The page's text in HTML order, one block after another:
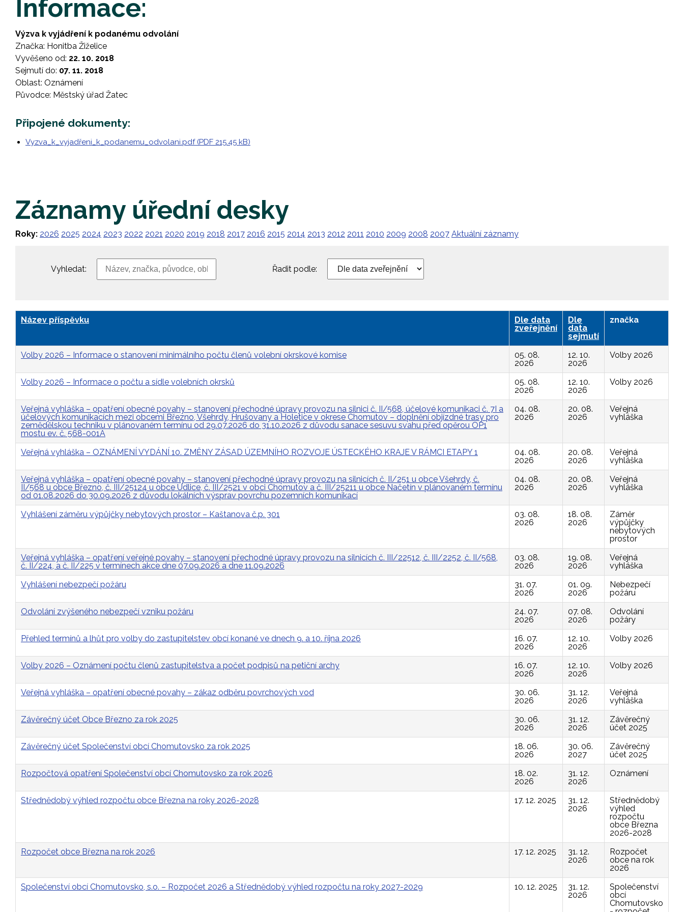
Informace:
Výzva k vyjádření k podanému odvolání
Značka: Honitba Žiželice
Vyvěšeno od: 22. 10. 2018
Sejmutí do: 07. 11. 2018
Oblast: Oznámení
Původce: Městský úřad Žatec
Připojené dokumenty:
Vyzva_k_vyjadřeni_k_podanemu_odvolani.pdf (PDF 215.45 kB)
Záznamy úřední desky
Roky: 2026 2025 2024 2023 2022 2021 2020 2019 2018 2017 2016 2015 2014 2013 2012 2011 2010 2009 2008 2007 Aktuální záznamy
Vyhledat: Řadit podle:
Název příspěvku
Dle data
zveřejnění
Dle
data
sejmutí
značka
Volby 2026 – Informace o stanovení minimálního počtu členů volební okrskové komise
05. 08.
2026
12. 10.
2026
Volby 2026
Volby 2026 – Informace o počtu a sídle volebních okrsků
05. 08.
2026
12. 10.
2026
Volby 2026
Veřejná vyhláška – opatření obecné povahy – stanovení přechodné úpravy provozu na silnici č. II/568, účelové komunikaci č. 7I a
účelových komunikacích mezi obcemi Březno, Všehrdy, Hrušovany a Holetice v okrese Chomutov – doplnění objízdné trasy pro
zemědělskou techniku v plánovaném termínu od 29.07.2026 do 31.10.2026 z důvodu sanace sesuvu svahu před opěrou OP1
mostu ev. č. 568-001A
04. 08.
2026
20. 08.
2026
Veřejná
vyhláška
Veřejná vyhláška – OZNÁMENÍ VYDÁNÍ 10. ZMĚNY ZÁSAD ÚZEMNÍHO ROZVOJE ÚSTECKÉHO KRAJE V RÁMCI ETAPY 1
04. 08.
2026
20. 08.
2026
Veřejná
vyhláška
Veřejná vyhláška – opatření obecné povahy – stanovení přechodné úpravy provozu na silnicích č. II/251 u obce Všehrdy, č.
II/568 u obce Březno, č. III/25124 u obce Údlice, č. III/2521 v obci Chomutov a č. III/25211 u obce Načetín v plánovaném termínu
od 01.08.2026 do 30.09.2026 z důvodu lokálních výsprav povrchu pozemních komunikací
04. 08.
2026
20. 08.
2026
Veřejná
vyhláška
Vyhlášení záměru výpůjčky nebytových prostor – Kaštanova č.p. 301
03. 08.
2026
18. 08.
2026
Záměr
výpůjčky
nebytových
prostor
Veřejná vyhláška – opatření veřejné povahy – stanovení přechodné úpravy provozu na silnicích č. III/22512, č. III/2252, č. II/568,
č. II/224, a č. II/225 v termínech akce dne 07.09.2026 a dne 11.09.2026
03. 08.
2026
19. 08.
2026
Veřejná
vyhláška
Vyhlášení nebezpečí požáru
31. 07.
2026
01. 09.
2026
Nebezpečí
požáru
Odvolání zvýšeného nebezpečí vzniku požáru
24. 07.
2026
07. 08.
2026
Odvolání
požáry
Přehled termínů a lhůt pro volby do zastupitelstev obcí konané ve dnech 9. a 10. října 2026
16. 07.
2026
12. 10.
2026
Volby 2026
Volby 2026 – Oznámení počtu členů zastupitelstva a počet podpisů na petiční archy
16. 07.
2026
12. 10.
2026
Volby 2026
Veřejná vyhláška – opatření obecné povahy – zákaz odběru povrchových vod
30. 06.
2026
31. 12.
2026
Veřejná
vyhláška
Závěrečný účet Obce Březno za rok 2025
30. 06.
2026
31. 12.
2026
Závěrečný
účet 2025
Závěrečný účet Společenství obcí Chomutovsko za rok 2025
18. 06.
2026
30. 06.
2027
Závěrečný
účet 2025
Rozpočtová opatření Společenství obcí Chomutovsko za rok 2026
18. 02.
2026
31. 12.
2026
Oznámení
Střednědobý výhled rozpočtu obce Března na roky 2026-2028 17. 12. 2025
31. 12.
2026
Střednědobý
výhled
rozpočtu
obce Března
2026-2028
Rozpočet obce Března na rok 2026
17. 12. 2025
31. 12.
2026
Rozpočet
obce na rok
2026
Společenství obcí Chomutovsko, s.o. – Rozpočet 2026 a Střednědobý výhled rozpočtu na roky 2027-2029
10. 12. 2025
31. 12.
2026
Společenství
obcí
Chomutovsko